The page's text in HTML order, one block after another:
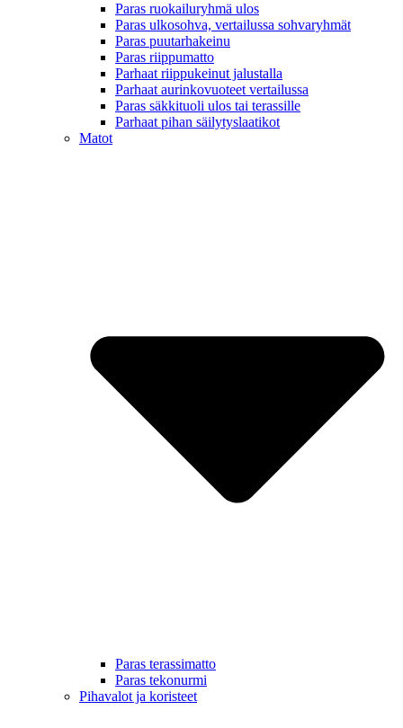
Paras ruokailuryhmä ulos
Paras ulkosohva, vertailussa sohvaryhmät
Paras puutarhakeinu
Paras riippumatto
Parhaat riippukeinut jalustalla
Parhaat aurinkovuoteet vertailussa
Paras säkkituoli ulos tai terassille
Parhaat pihan säilytyslaatikot
Matot
Paras terassimatto
Paras tekonurmi
Pihavalot ja koristeet